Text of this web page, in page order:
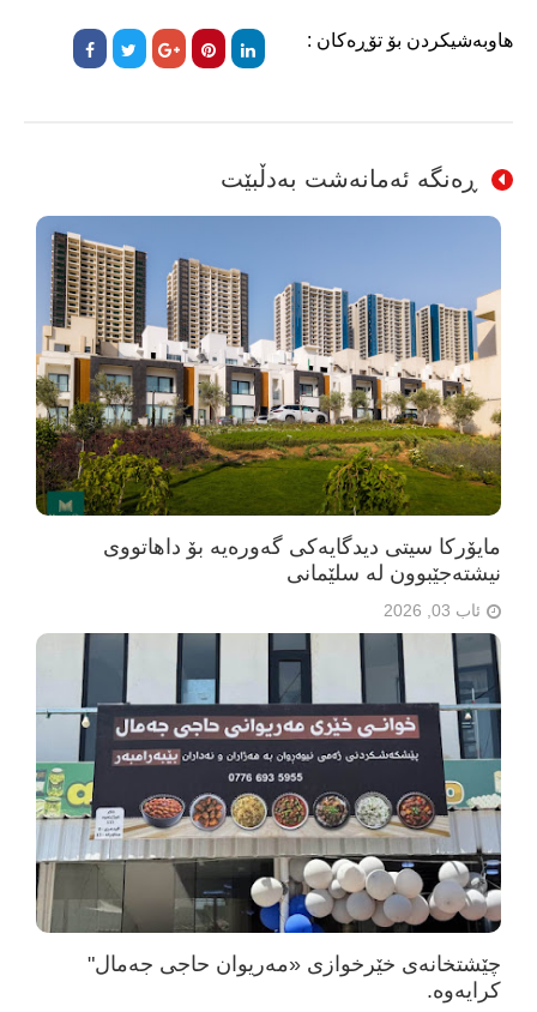
هاوبەشیکردن بۆ تۆڕەکان :
ڕەنگە ئەمانەشت بەدڵبێت
مایۆرکا سیتی دیدگایەکی گەورەیە بۆ داهاتووی
نیشتەجێبوون لە سلێمانی
ئاب 03, 2026
چێشتخانەی خێرخوازی «مەریوان حاجی جەمال"
كرایه‌وه‌.